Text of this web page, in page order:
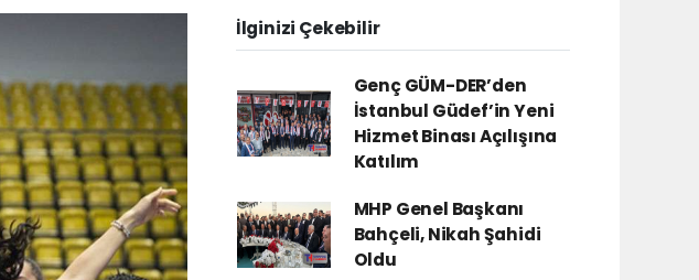
İlginizi Çekebilir
Genç GÜM-DER’den
İstanbul Güdef’in Yeni
Hizmet Binası Açılışına
Katılım
MHP Genel Başkanı
Bahçeli, Nikah Şahidi
Oldu